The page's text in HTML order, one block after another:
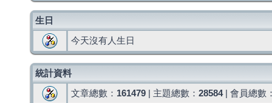
生日
今天沒有人生日
統計資料
文章總數： 161479 | 主題總數： 28584| 會員總數